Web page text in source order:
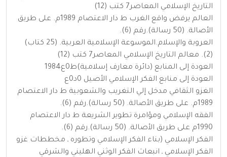
التاريخ الإسلامي المعاصر7 كتب (12)
العالم يرفض واقع الغرب ط دار الاعتصام 1989م. على طريق
الأصالة. (50 رسالة).رقم (6).
العروبة والإسلام.الموسوعة الإسلامية العربية. (25 كتاب)
(2). معالم التاريخ الإسلامي المعاصر7 كتب (12)
العودة إلى المنابع (دائرة معارف إسلامية)ط0ع1984
العودة إلى منابع الفكر الإسلامي الأصيل 0د0ع
الغزو الثقافي مدخل إلي التغريب والشعوبية ط دار الاعتصام
1989م. على طريق الأصالة. (50 رسالة).رقم (6).
الفقه الإسلامي ومؤامرة تطوير الشريعة ط دار الاعتصام
1990م على طريق الأصالة. (50 رسالة).رقم (6).
الفكر الإسلامي (بناء الفكر الإسلامي وتطوره ـ مخططات غزو
الفكر الإسلامي ـ انبعاث الفكر الوثني الهليني والشرقي